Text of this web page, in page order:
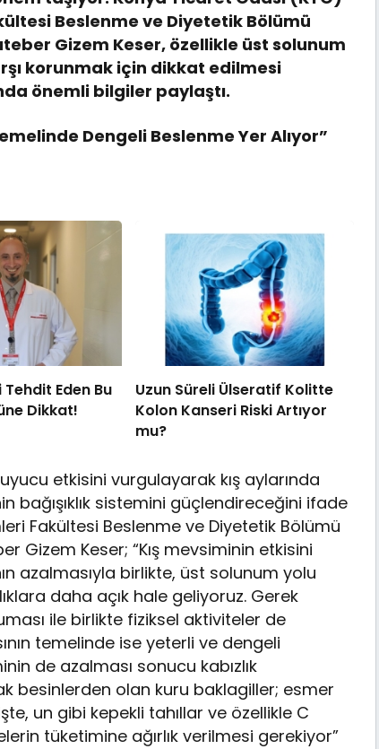
Beslenme ve Diyetetik Bölümü
Gizem Keser, özellikle üst solunum
korunmak için dikkat edilmesi
önemli bilgiler paylaştı.
Dengeli Beslenme Yer Alıyor”
Eden Bu
Dikkat!
Uzun Süreli Ülseratif Kolitte
Kolon Kanseri Riski Artıyor
mu?
etkisini vurgulayarak kış aylarında
bağışıklık sistemini güçlendireceğini ifade
Fakültesi Beslenme ve Diyetetik Bölümü
Gizem Keser; “Kış mevsiminin etkisini
azalmasıyla birlikte, üst solunum yolu
daha açık hale geliyoruz. Gerek
ile birlikte fiziksel aktiviteler de
temelinde ise yeterli ve dengeli
de azalması sonucu kabızlık
besinlerden olan kuru baklagiller; esmer
un gibi kepekli tahıllar ve özellikle C
tüketimine ağırlık verilmesi gerekiyor”